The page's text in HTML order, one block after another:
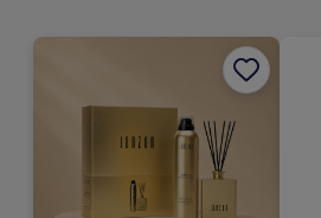
241
333